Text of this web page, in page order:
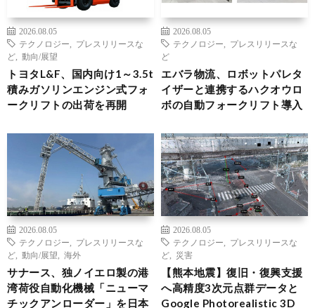
2026.08.05
テクノロジー
プレスリリースな
ど
動向/展望
トヨタL&F、国内向け1～3.5t
積みガソリンエンジン式フォ
ークリフトの出荷を再開
2026.08.05
テクノロジー
プレスリリースな
ど
エバラ物流、ロボットパレタ
イザーと連携するハクオウロ
ボの自動フォークリフト導入
2026.08.05
テクノロジー
プレスリリースな
ど
動向/展望 海外
サナース、独ノイエロ製の港
湾荷役自動化機械「ニューマ
チックアンローダー」を日本
2026.08.05
テクノロジー
プレスリリースな
ど
災害
【熊本地震】復旧・復興支援
へ高精度3次元点群データと
Google Photorealistic 3D